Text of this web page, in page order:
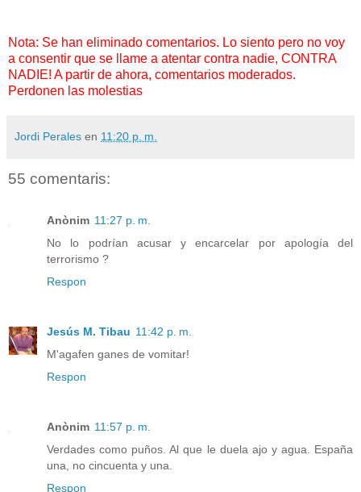
Nota: Se han eliminado comentarios. Lo siento pero no voy
a consentir que se llame a atentar contra nadie, CONTRA
NADIE! A partir de ahora, comentarios moderados.
Perdonen las molestias
Jordi Perales en 11:20 p. m.
55 comentaris:
Anònim 11:27 p. m.
No lo podrían acusar y encarcelar por apología del
terrorismo ?
Respon
Jesús M. Tibau 11:42 p. m.
M'agafen ganes de vomitar!
Respon
Anònim 11:57 p. m.
Verdades como puños. Al que le duela ajo y agua. España
una, no cincuenta y una.
Respon